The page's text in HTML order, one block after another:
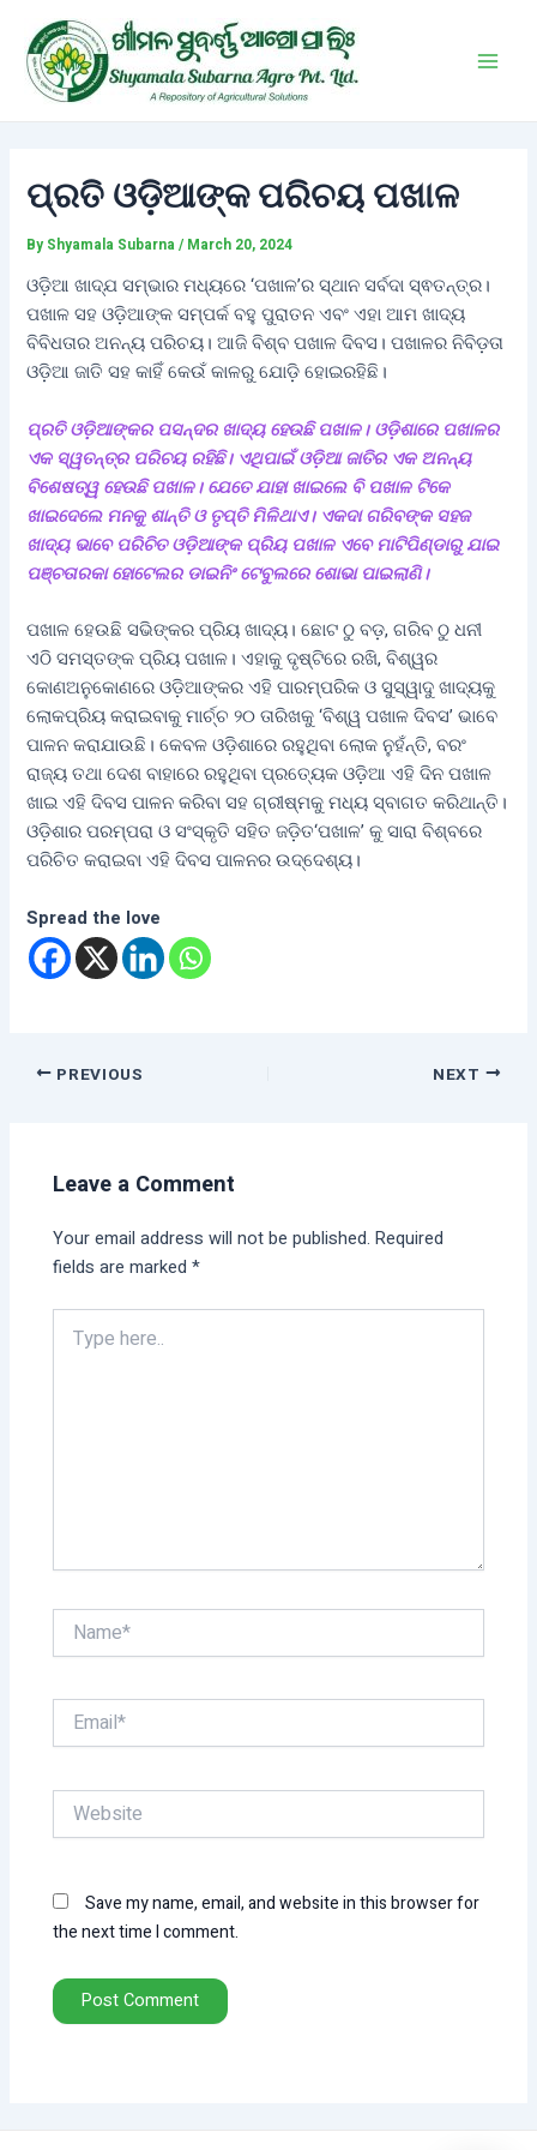
content
ପ୍ରତି ଓଡ଼ିଆଙ୍କ ପରିଚୟ ପଖାଳ
By Shyamala Subarna/ March 20, 2024
ଓଡ଼ିଆ ଖାଦ୍ଯ ସମ୍ଭାର ମଧ୍ୟରେ ‘ପଖାଳ’ର ସ୍ଥାନ ସର୍ବଦା ସ୍ଵତନ୍ତ୍ର।
ପଖାଳ ସହ ଓଡ଼ିଆଙ୍କ ସମ୍ପର୍କ ବହୁ ପୁରାତନ ଏବଂ ଏହା ଆମ ଖାଦ୍ୟ
ବିବିଧତାର ଅନନ୍ୟ ପରିଚୟ। ଆଜି ବିଶ୍ବ ପଖାଳ ଦିବସ। ପଖାଳର ନିବିଡ଼ତା
ଓଡ଼ିଆ ଜାତି ସହ କାହିଁ କେଉଁ କାଳରୁ ଯୋଡ଼ି ହୋଇରହିଛି।
ପ୍ରତି ଓଡ଼ିଆଙ୍କର ପସନ୍ଦର ଖାଦ୍ୟ ହେଉଛି ପଖାଳ। ଓଡ଼ିଶାରେ ପଖାଳର
ଏକ ସ୍ୱତନ୍ତ୍ର ପରିଚୟ ରହିଛି। ଏଥିପାଇଁ ଓଡ଼ିଆ ଜାତିର ଏକ ଅନନ୍ୟ
ବିଶେଷତ୍ୱ ହେଉଛି ପଖାଳ। ଯେତେ ଯାହା ଖାଇଲେ ବି ପଖାଳ ଟିକେ
ଖାଇଦେଲେ ମନକୁ ଶାନ୍ତି ଓ ତୃପ୍ତି ମିଳିଥାଏ। ଏକଦା ଗରିବଙ୍କ ସହଜ
ଖାଦ୍ୟ ଭାବେ ପରିଚିତ ଓଡ଼ିଆଙ୍କ ପ୍ରିୟ ପଖାଳ ଏବେ ମାଟିପିଣ୍ଡାରୁ ଯାଇ
ପଞ୍ଚତାରକା ହୋଟେଲର ଡାଇନିଂ ଟେବୁଲରେ ଶୋଭା ପାଇଲାଣି।
ପଖାଳ ହେଉଛି ସଭିଙ୍କର ପ୍ରିୟ ଖାଦ୍ୟ। ଛୋଟ ଠୁ ବଡ଼, ଗରିବ ଠୁ ଧନୀ
ଏଠି ସମସ୍ତଙ୍କ ପ୍ରିୟ ପଖାଳ। ଏହାକୁ ଦୃଷ୍ଟିରେ ରଖି, ବିଶ୍ୱର
କୋଣଅନୁକୋଣରେ ଓଡ଼ିଆଙ୍କର ଏହି ପାରମ୍ପରିକ ଓ ସୁସ୍ୱାଦୁ ଖାଦ୍ୟକୁ
ଲୋକପ୍ରିୟ କରାଇବାକୁ ମାର୍ଚ୍ଚ ୨୦ ତାରିଖକୁ ‘ବିଶ୍ୱ ପଖାଳ ଦିବସ’ ଭାବେ
ପାଳନ କରାଯାଉଛି। କେବଳ ଓଡ଼ିଶାରେ ରହୁଥିବା ଲୋକ ନୁହଁନ୍ତି, ବରଂ
ରାଜ୍ୟ ତଥା ଦେଶ ବାହାରେ ରହୁଥିବା ପ୍ରତ୍ୟେକ ଓଡ଼ିଆ ଏହି ଦିନ ପଖାଳ
ଖାଇ ଏହି ଦିବସ ପାଳନ କରିବା ସହ ଗ୍ରୀଷ୍ମକୁ ମଧ୍ୟ ସ୍ବାଗତ କରିଥାନ୍ତି।
ଓଡ଼ିଶାର ପରମ୍ପରା ଓ ସଂସ୍କୃତି ସହିତ ଜଡ଼ିତ‘ପଖାଳ’ କୁ ସାରା ବିଶ୍ବରେ
ପରିଚିତ କରାଇବା ଏହି ଦିବସ ପାଳନର ଉଦ୍ଦେଶ୍ୟ।
Spread the love
navigation
PREVIOUS NEXT
Leave a Comment
Your email address will not be published. Required
fields are marked*
here..
Name*
Email*
Website
Save my name, email, and website in this browser for
the next time I comment.